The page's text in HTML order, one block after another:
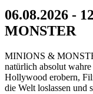
06.08.2026 -
MONSTER
MINIONS &
natürlich absolut
Hollywood erobern,
die Welt loslassen und